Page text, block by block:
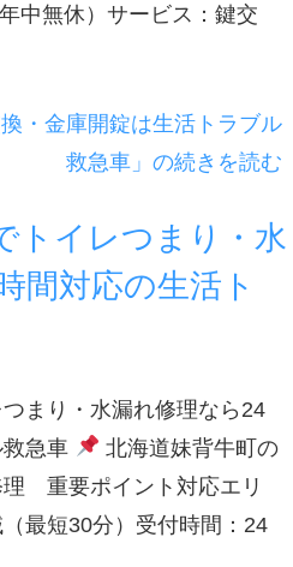
中無休）サービス：鍵交
・金庫開錠は生活トラブル
救急車」の続きを読む
トイレつまり・水
間対応の生活ト
まり・水漏れ修理なら24
急車
北海道妹背牛町の
理 重要ポイント対応エリ
最短30分）受付時間：24